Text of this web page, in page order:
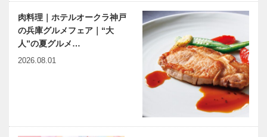
肉料理｜ホテルオークラ神戸
の兵庫グルメフェア｜“大
人”の夏グルメ…
2026.08.01